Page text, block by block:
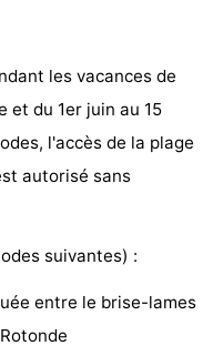
les vacances de
et du 1er juin au 15
l'accès de la plage
autorisé sans
suivantes) :
entre le brise-lames